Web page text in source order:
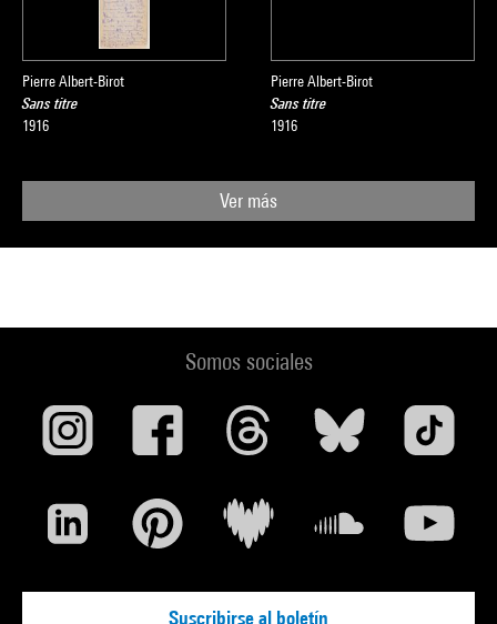
Pierre Albert-Birot
Sans titre
1916
Pierre Albert-Birot
Sans titre
1916
Ver más
Somos sociales
Suscribirse al boletín